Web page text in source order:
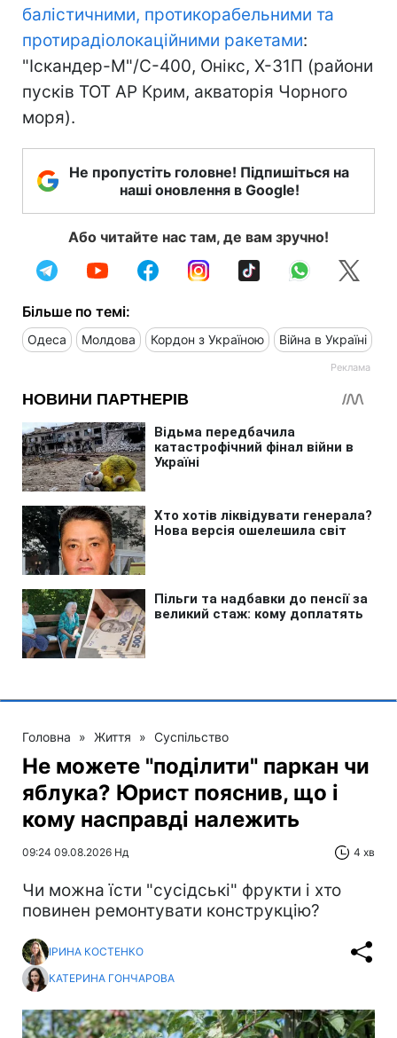
балістичними, протикорабельними та
протирадіолокаційними ракетами:
"Іскандер-М"/С-400, Онікс, Х-31П (райони
пусків ТОТ АР Крим, акваторія Чорного
моря).
Не пропустіть головне! Підпишіться на
наші оновлення в Google!
Або читайте нас там, де вам зручно!
Більше по темі:
Одеса Молдова Кордон з Україною Війна в Україні
Головна » Життя » Суспільство
Не можете "поділити" паркан чи
яблука? Юрист пояснив, що і
кому насправді належить
09:24 09.08.2026 Нд 4 хв
Чи можна їсти "сусідські" фрукти і хто
повинен ремонтувати конструкцію?
ІРИНА КОСТЕНКО
КАТЕРИНА ГОНЧАРОВА